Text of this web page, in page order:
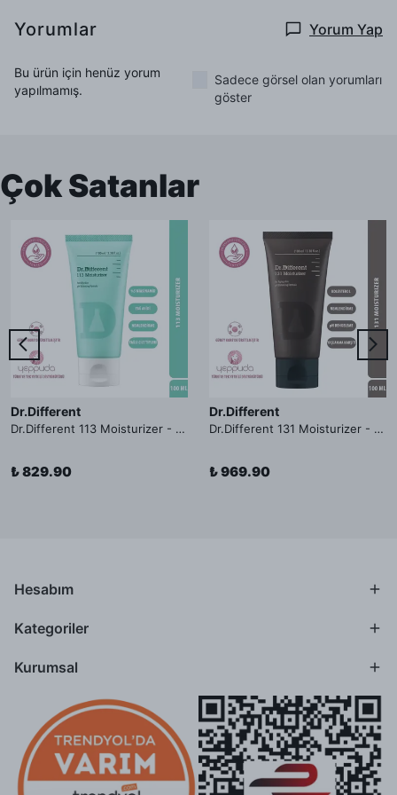
Yorumlar Yorum Yap
Bu ürün için henüz yorum
yapılmamış.
Sadece görsel olan yorumları
göster
Çok Satanlar
Dr.Different
Dr.Different 113 Moisturizer - Yağlı ve Hassas Cilt Tipleri İçin Yağ Asidi İçerikli Nemlendirici Krem
₺ 829.90
Dr.Different
Dr.Different 131 Moisturizer - Yaşlanma ve Kırışıklık Karşıtı Kolesterol İçerikli Nemlendirici Krem
₺ 969.90
Hesabım
Kategoriler
Kurumsal